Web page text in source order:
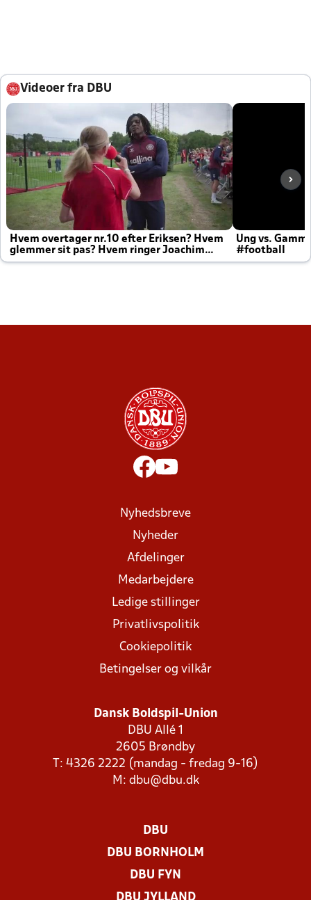
Videoer fra DBU
Hvem overtager nr.10 efter Eriksen? Hvem
glemmer sit pas? Hvem ringer Joachim
altid til efter kampe?
Ung vs.
#football
Nyhedsbreve
Nyheder
Afdelinger
Medarbejdere
Ledige stillinger
Privatlivspolitik
Cookiepolitik
Betingelser og vilkår
Dansk Boldspil-Union
DBU Allé 1
2605 Brøndby
T: 4326 2222 (mandag - fredag 9-16)
M: dbu@dbu.dk
DBU
DBU BORNHOLM
DBU FYN